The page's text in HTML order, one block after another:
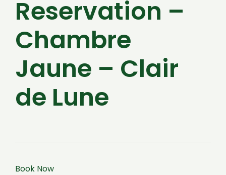
Reservation –
Chambre
Jaune – Clair
de Lune
Book Now